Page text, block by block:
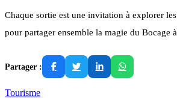
Chaque sortie est une invitation à explorer
pour partager ensemble la magie du Bocage
Partager :
Tourisme